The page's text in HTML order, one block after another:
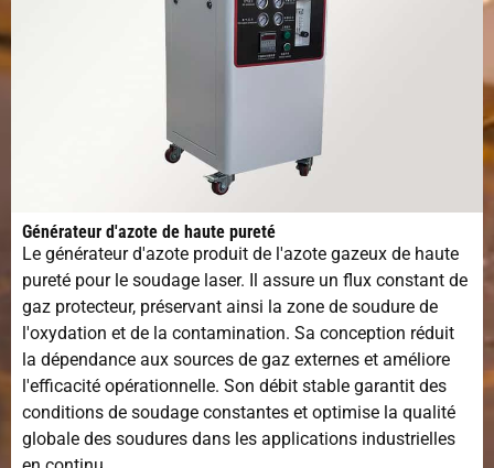
Générateur d'azote de haute pureté
Le générateur d'azote produit de l'azote gazeux de haute
pureté pour le soudage laser. Il assure un flux constant de
gaz protecteur, préservant ainsi la zone de soudure de
l'oxydation et de la contamination. Sa conception réduit
la dépendance aux sources de gaz externes et améliore
l'efficacité opérationnelle. Son débit stable garantit des
conditions de soudage constantes et optimise la qualité
globale des soudures dans les applications industrielles